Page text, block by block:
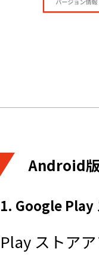
Android
1. Google Play
Play ストアア